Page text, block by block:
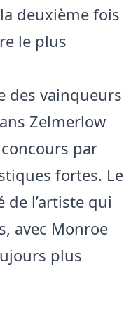
deuxième fois
le plus
des vainqueurs
Zelmerlow
par
fortes. Le
de l’artiste qui
avec Monroe
plus